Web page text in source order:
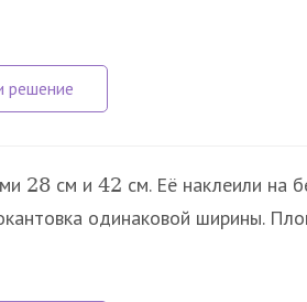
28 см и 42 см. Её наклеили на
одинаковой ширины.